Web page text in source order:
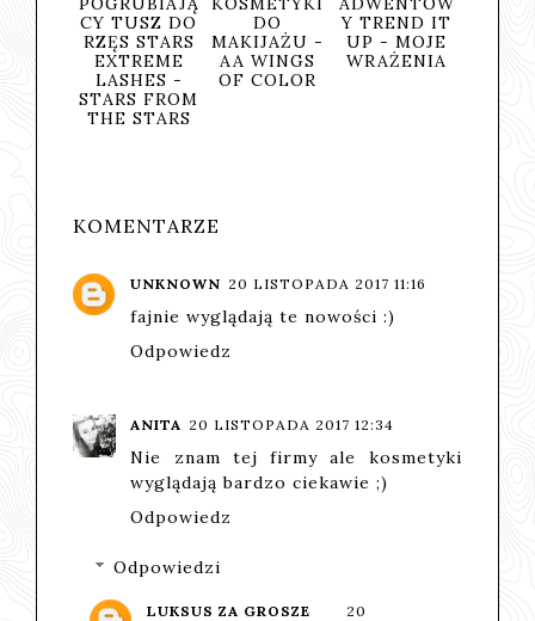
CY TUSZ DO
RZĘS STARS
EXTREME
LASHES -
STARS FROM
THE STARS
DO
MAKIJAŻU -
AA WINGS
OF COLOR
Y TREND IT
UP - MOJE
WRAŻENIA
KOMENTARZE
UNKNOWN 20 LISTOPADA 2017 11:16
fajnie wyglądają te nowości :)
Odpowiedz
ANITA 20 LISTOPADA 2017 12:34
Nie znam tej firmy ale kosmetyki
wyglądają bardzo ciekawie ;)
Odpowiedz
Odpowiedzi
LUKSUS ZA GROSZE
20